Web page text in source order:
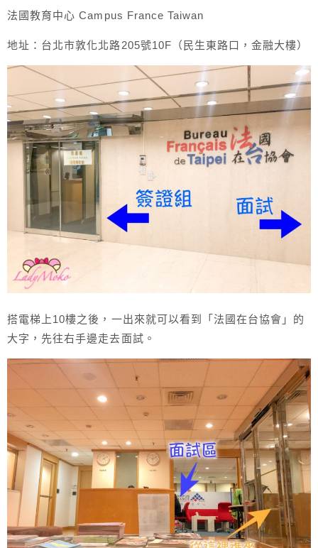
法國教育中心 Campus France Taiwan
地址：台北市敦化北路205號10F（民生東路口，金融大樓）
搭電梯上10樓之後，一出來就可以看到「法國在台協會」的
大字，先往右手邊走去面試。